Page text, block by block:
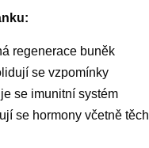
regenerace buněk
se vzpomínky
se imunitní systém
se hormony včetně